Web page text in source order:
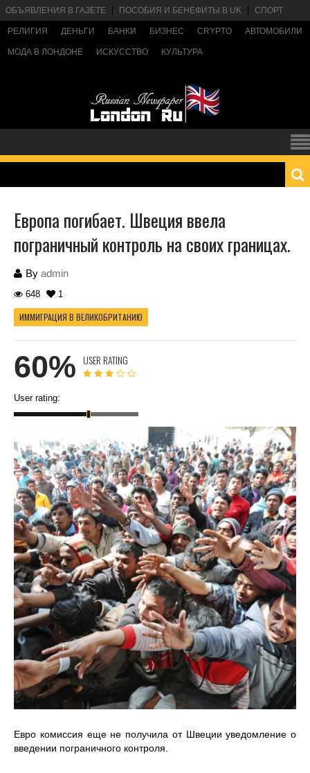
ОБЪЯВЛЕНИЯ В ГАЗЕТЕ ПОСОБИЯ И БЕНЕФИТЫ В UK СПОРТ
РЕЛИГИЯ ДЕНЬГИ БАНКИ БИЗНЕС CRYPTO АВТОМОБИЛИ
МОДА В ЛОНДОНЕ ИСКУССТВО КУЛЬТУРА
Европа погибает. Швеция ввела
пограничный контроль на своих границах.
By admin
648 1
ИММИГРАЦИЯ В ВЕЛИКОБРИТАНИЮ
60% USER RATING
User rating:
Евро комиссия еще не получила от Швеции уведомление о
введении пограничного контроля.